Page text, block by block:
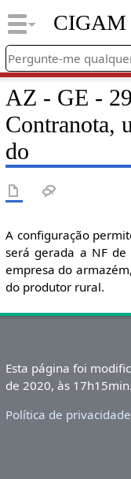
AZ - GE -
Contranota,
do
A configuração
será gerada a NF
empresa do
do produtor rural.
Esta página foi
de 2020, às 17h15min.
Política de privacidade